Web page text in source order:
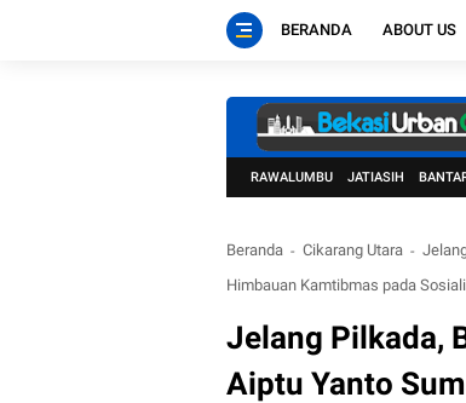
BERANDA ABOUT US
RAWALUMBU JATIASIH
Beranda Cikarang Utara
Himbauan Kamtibmas pada
Jelang Pilkada,
Aiptu Yanto